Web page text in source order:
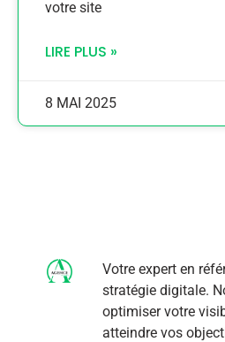
votre site
LIRE PLUS »
8 MAI 2025
Votre expert en
stratégie digitale.
optimiser votre
atteindre vos